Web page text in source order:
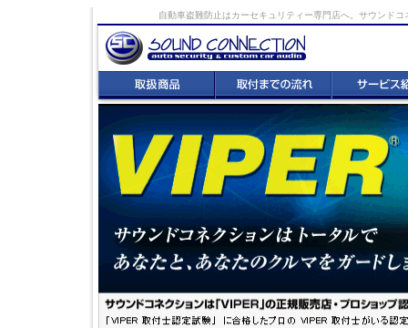
自動車盗難防止はカーセキュリティー専門店へ。サウンド